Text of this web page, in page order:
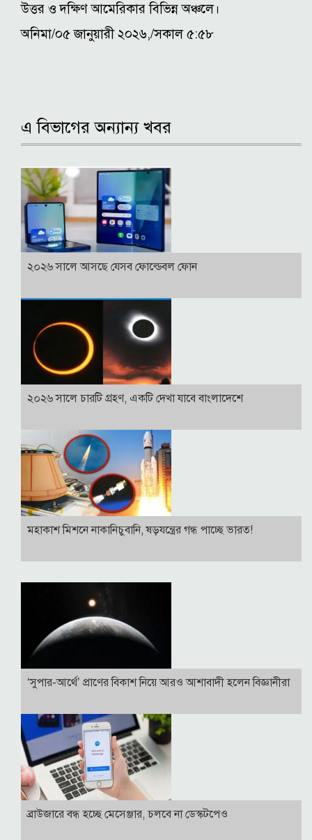
উত্তর ও দক্ষিণ আমেরিকার বিভিন্ন অঞ্চলে।
অনিমা/০৫ জানুয়ারী ২০২৬,/সকাল ৫:৫৮
এ বিভাগের অন্যান্য খবর
২০২৬ সালে আসছে যেসব ফোল্ডেবল ফোন
২০২৬ সালে চারটি গ্রহণ, একটি দেখা যাবে বাংলাদেশে
মহাকাশ মিশনে নাকানিচুবানি, ষড়যন্ত্রের গন্ধ পাচ্ছে ভারত!
‘সুপার-আর্থে’ প্রাণের বিকাশ নিয়ে আরও আশাবাদী হলেন বিজ্ঞানীরা
ব্রাউজারে বন্ধ হচ্ছে মেসেঞ্জার, চলবে না ডেস্কটপেও